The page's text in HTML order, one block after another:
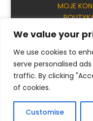
We value your
We use cookies to
serve personalised
traffic. By clicking
of cookies.
Customise
MOJE
INFORMACJE
©